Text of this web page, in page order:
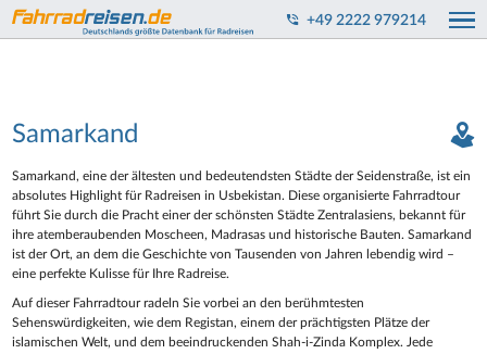
+49 2222 979214
Samarkand
Samarkand, eine der ältesten und bedeutendsten Städte der Seidenstraße, ist ein
absolutes Highlight für Radreisen in Usbekistan. Diese organisierte Fahrradtour
führt Sie durch die Pracht einer der schönsten Städte Zentralasiens, bekannt für
ihre atemberaubenden Moscheen, Madrasas und historische Bauten. Samarkand
ist der Ort, an dem die Geschichte von Tausenden von Jahren lebendig wird –
eine perfekte Kulisse für Ihre Radreise.
Auf dieser Fahrradtour radeln Sie vorbei an den berühmtesten
Sehenswürdigkeiten, wie dem Registan, einem der prächtigsten Plätze der
islamischen Welt, und dem beeindruckenden Shah-i-Zinda Komplex. Jede